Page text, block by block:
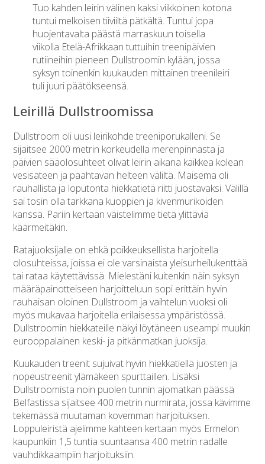
Tuo kahden leirin välinen kaksi viikkoinen kotona
tuntui melkoisen tiiviiltä pätkältä. Tuntui jopa
huojentavalta päästä marraskuun toisella
viikolla Etelä-Afrikkaan tuttuihin treenipäivien
rutiineihin pieneen Dullstroomin kylään, jossa
syksyn toinenkin kuukauden mittainen treenileiri
tuli juuri päätökseensä.
Leirillä Dullstroomissa
Dullstroom oli uusi leirikohde treeniporukalleni. Se
sijaitsee 2000 metrin korkeudella merenpinnasta ja
päivien sääolosuhteet olivat leirin aikana kaikkea kolean
vesisateen ja paahtavan helteen väliltä. Maisema oli
rauhallista ja loputonta hiekkatietä riitti juostavaksi. Välillä
sai tosin olla tarkkana kuoppien ja kivenmurikoiden
kanssa. Pariin kertaan väistelimme tietä ylittäviä
käärmeitäkin.
Ratajuoksijalle on ehkä poikkeuksellista harjoitella
olosuhteissa, joissa ei ole varsinaista yleisurheilukenttää
tai rataa käytettävissä. Mielestäni kuitenkin näin syksyn
määräpainotteiseen harjoitteluun sopi erittäin hyvin
rauhaisan oloinen Dullstroom ja vaihtelun vuoksi oli
myös mukavaa harjoitella erilaisessa ympäristössä.
Dullstroomin hiekkateille näkyi löytäneen useampi muukin
eurooppalainen keski- ja pitkänmatkan juoksija.
Kuukauden treenit sujuivat hyvin hiekkatiellä juosten ja
nopeustreenit ylämäkeen spurttaillen. Lisäksi
Dullstroomista noin puolen tunnin ajomatkan päässä
Belfastissa sijaitsee 400 metrin nurmirata, jossa kävimme
tekemässä muutaman kovemman harjoituksen.
Loppuleiristä ajelimme kahteen kertaan myös Ermelon
kaupunkiin 1,5 tuntia suuntaansa 400 metrin radalle
vauhdikkaampiin harjoituksiin.